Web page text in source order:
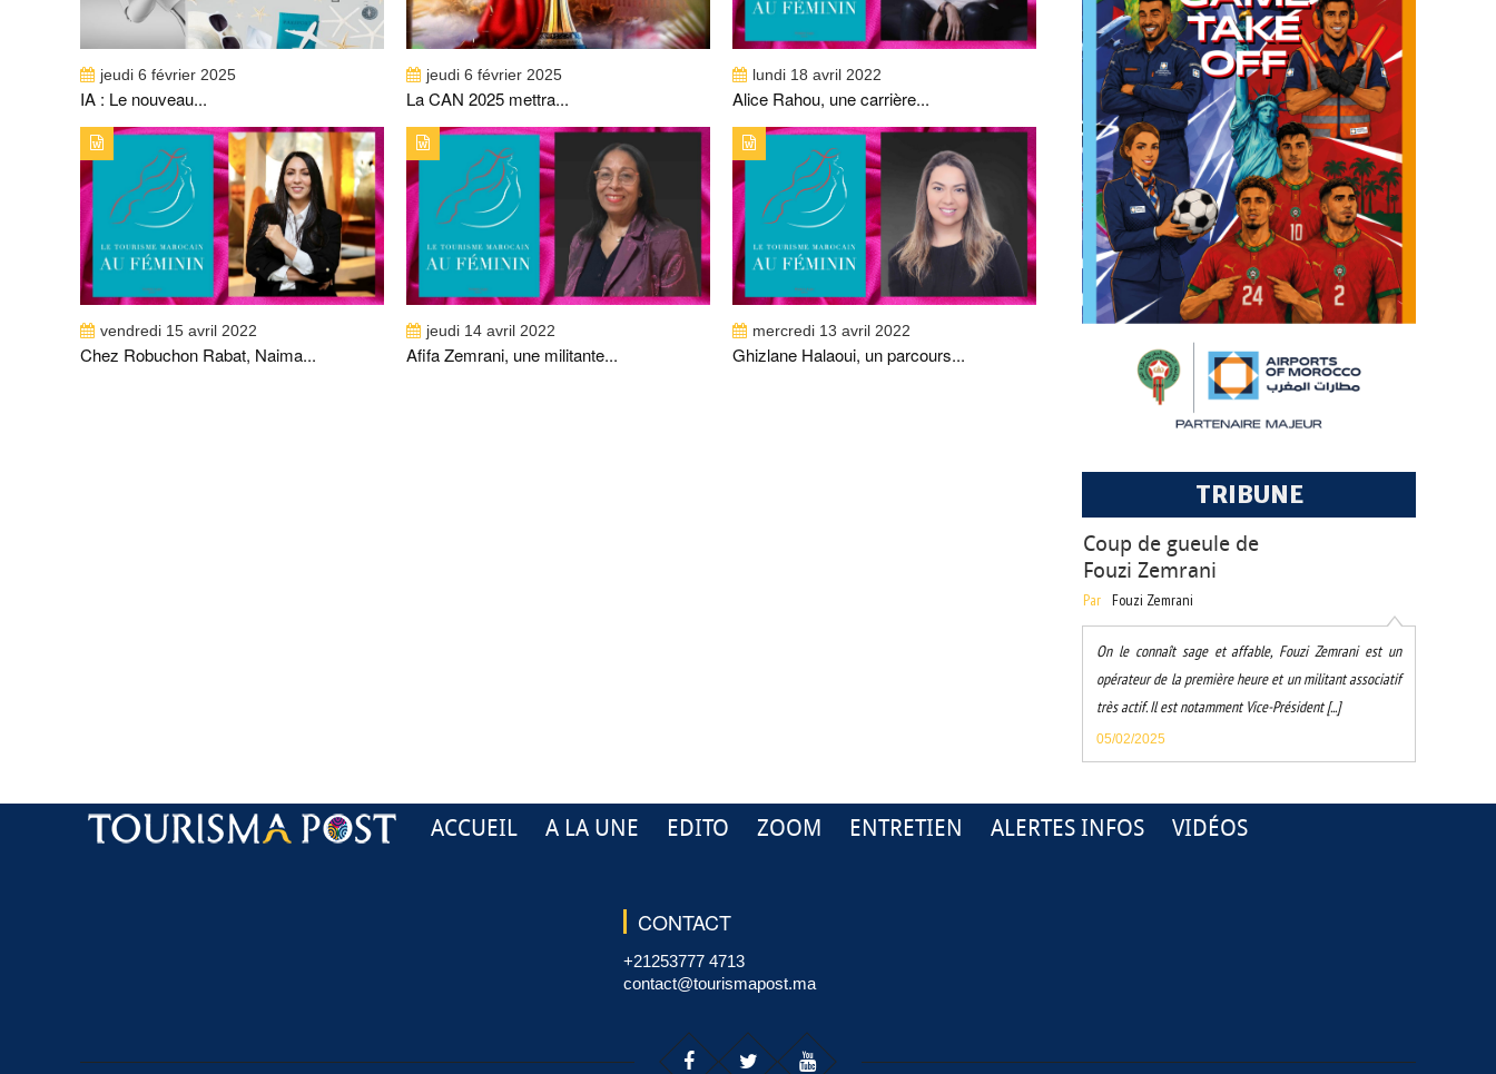
jeudi 6 février 2025
IA : Le nouveau...
jeudi 6 février 2025
La CAN 2025 mettra...
lundi 18 avril 2022
Alice Rahou, une carrière...
TYPE DE PUBLICATION : ALERTES_INFOSTITRE :
CHEZ ROBUCHON RABAT, NAIMA EL FASY SE
DISTINGUE
vendredi 15 avril 2022
Chez Robuchon Rabat, Naima...
TYPE DE PUBLICATION : ALERTES_INFOSTITRE :
AFIFA ZEMRANI, UNE MILITANTE PASSIONNÉE
jeudi 14 avril 2022
Afifa Zemrani, une militante...
TYPE DE PUBLICATION : ALERTES_INFOSTITRE :
GHIZLANE HALAOUI, UN PARCOURS SANS
FAUTE
mercredi 13 avril 2022
Ghizlane Halaoui, un parcours...
TRIBUNE
Coup de gueule de
Fouzi Zemrani
Par Fouzi Zemrani
On le connaît sage et affable, Fouzi Zemrani est un
opérateur de la première heure et un militant associatif
très actif. Il est notamment Vice-Président [...]
05/02/2025
ACCUEIL A LA UNE EDITO ZOOM ENTRETIEN ALERTES INFOS VIDÉOS
CONTACT
+21253777 4713
contact@tourismapost.ma